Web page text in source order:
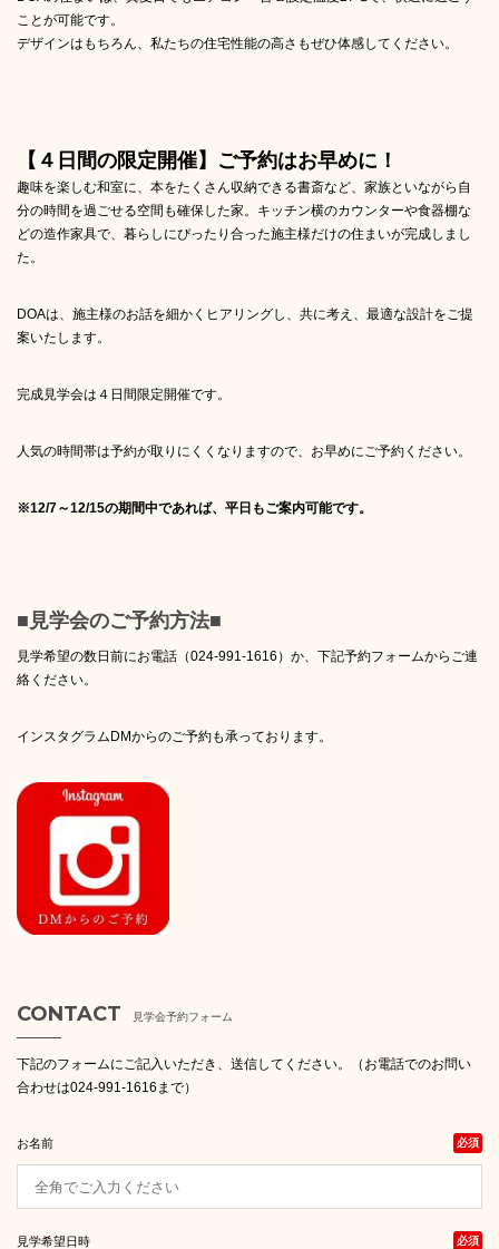
ことが可能です。
デザインはもちろん、私たちの住宅性能の高さもぜひ体感してください。
【４日間の限定開催】ご予約はお早めに！
趣味を楽しむ和室に、本をたくさん収納できる書斎など、家族といながら自
分の時間を過ごせる空間も確保した家。キッチン横のカウンターや食器棚な
どの造作家具で、暮らしにぴったり合った施主様だけの住まいが完成しまし
た。
DOAは、施主様のお話を細かくヒアリングし、共に考え、最適な設計をご提
案いたします。
完成見学会は４日間限定開催です。
人気の時間帯は予約が取りにくくなりますので、お早めにご予約ください。
※12/7～12/15の期間中であれば、平日もご案内可能です。
■見学会のご予約方法■
見学希望の数日前にお電話（024-991-1616）か、下記予約フォームからご連
絡ください。
インスタグラムDMからのご予約も承っております。
CONTACT 見学会予約フォーム
下記のフォームにご記入いただき、送信してください。（お電話でのお問い
合わせは024-991-1616まで）
お名前 必須
見学希望日時 必須